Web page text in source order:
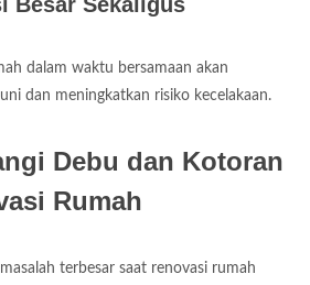
dalam waktu bersamaan akan
dan meningkatkan risiko kecelakaan.
Debu dan Kotoran
Rumah
terbesar saat renovasi rumah